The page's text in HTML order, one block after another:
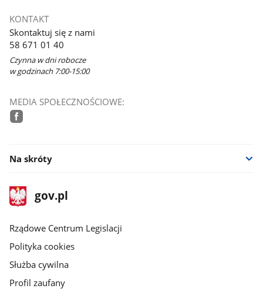
nowym
KONTAKT
Skontaktuj się z nami
58 671 01 40
Czynna w dni robocze
w godzinach 7:00-15:00
MEDIA SPOŁECZNOŚCIOWE:
Na skróty
stopka
gov.plStrona
gov.pl
Rządowe Centrum Legislacji
Polityka cookies
Służba cywilna
Profil zaufany